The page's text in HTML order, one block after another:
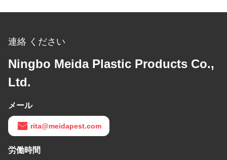
連絡 ください
Ningbo Meida Plastic Products Co.,
Ltd.
メール
rita@meidapest.com
労働時間